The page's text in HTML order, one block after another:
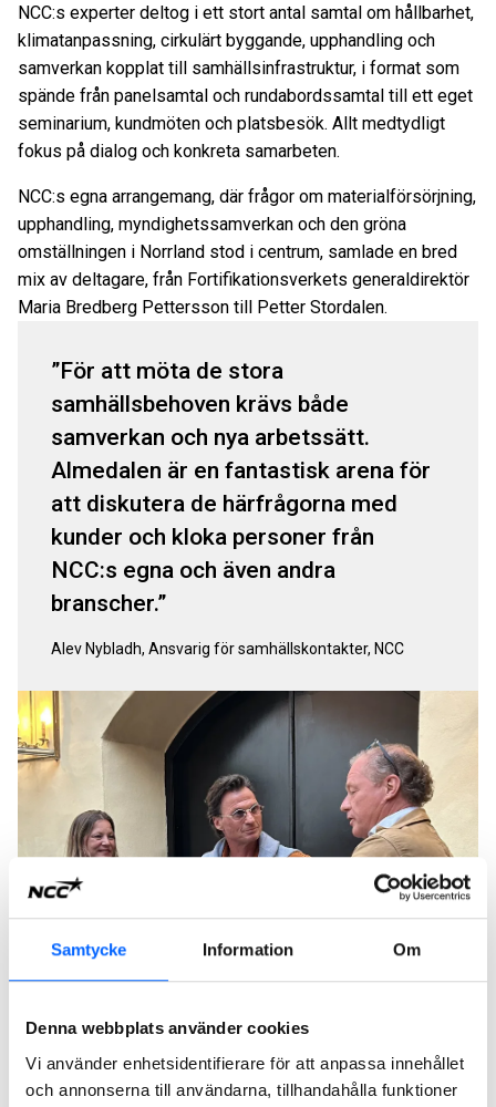
Samtycke Information Om
Denna webbplats använder cookies
Vi använder enhetsidentifierare för att anpassa innehållet
och annonserna till användarna, tillhandahålla funktioner
NCC:s experter deltog i ett stort antal samtal om hållbarhet,
klimatanpassning, cirkulärt byggande, upphandling och
samverkan kopplat till samhällsinfrastruktur, i format som
spände från panelsamtal och rundabordssamtal till ett eget
seminarium, kundmöten och platsbesök. Allt medtydligt
fokus på dialog och konkreta samarbeten.
NCC:s egna arrangemang, där frågor om materialförsörjning,
upphandling, myndighetssamverkan och den gröna
omställningen i Norrland stod i centrum, samlade en bred
mix av deltagare, från Fortifikationsverkets generaldirektör
Maria Bredberg Pettersson till Petter Stordalen.
För att möta de stora
samhällsbehoven krävs både
samverkan och nya arbetssätt.
Almedalen är en fantastisk arena för
att diskutera de härfrågorna med
kunder och kloka personer från
NCC:s egna och även andra
branscher.
Alev Nybladh, Ansvarig för samhällskontakter, NCC